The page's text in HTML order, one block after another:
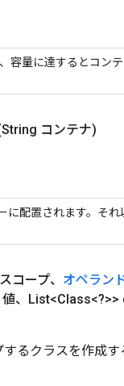
容量に達するとコン
コンテナ)
配置されます。そ
スコープ、 オペラン
値、List<Class<?>>
るクラスを作成